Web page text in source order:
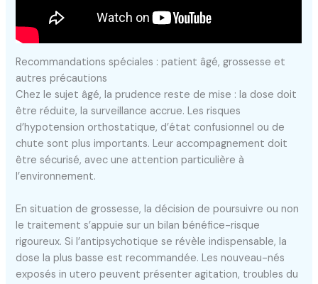
Recommandations spéciales : patient âgé, grossesse et
autres précautions
Chez le sujet âgé, la prudence reste de mise : la dose doit
être réduite, la surveillance accrue. Les risques
d’hypotension orthostatique, d’état confusionnel ou de
chute sont plus importants. Leur accompagnement doit
être sécurisé, avec une attention particulière à
l’environnement.
En situation de grossesse, la décision de poursuivre ou non
le traitement s’appuie sur un bilan bénéfice-risque
rigoureux. Si l’antipsychotique se révèle indispensable, la
dose la plus basse est recommandée. Les nouveau-nés
exposés in utero peuvent présenter agitation, troubles du